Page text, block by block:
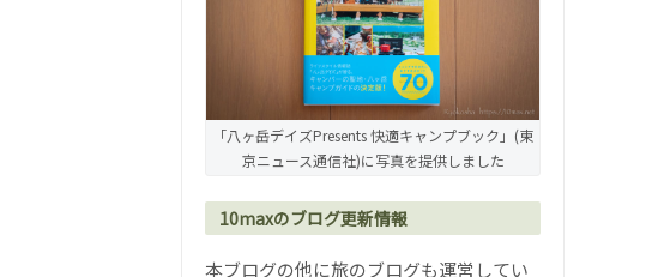
「八ヶ岳デイズPresents 快適キャンプブック」(東
京ニュース通信社)に写真を提供しました
10maxのブログ更新情報
本ブログの他に旅のブログも運営してい